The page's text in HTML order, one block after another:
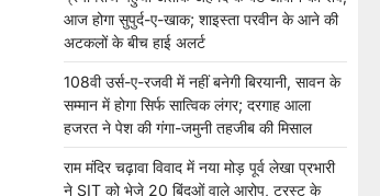
आज होगा सुपुर्द-ए-खाक; शाइस्ता परवीन के आने की
अटकलों के बीच हाई अलर्ट
108वी उर्स-ए-रजवी में नहीं बनेगी बिरयानी, सावन के
सम्मान में होगा सिर्फ सात्विक लंगर; दरगाह आला
हजरत ने पेश की गंगा-जमुनी तहजीब की मिसाल
राम मंदिर चढ़ावा विवाद में नया मोड़ पूर्व लेखा प्रभारी
ने SIT को भेजे 20 बिंदुओं वाले आरोप, ट्रस्ट के